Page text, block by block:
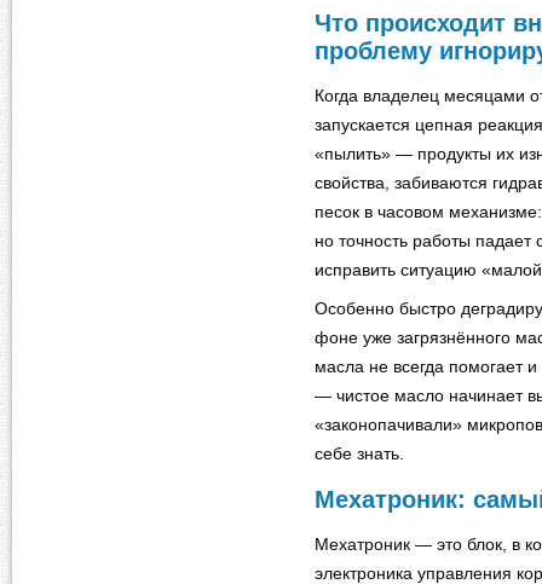
Что происходит
проблему
Когда владелец месяцами
запускается цепная
«пылить» — продукты их
свойства, забиваются
песок в часовом
но точность работы
исправить ситуацию
Особенно быстро
фоне уже загрязнённого
масла не всегда помогает
— чистое масло начинает
«законопачивали»
себе знать.
Мехатроник:
Мехатроник — это блок, в
электроника управления